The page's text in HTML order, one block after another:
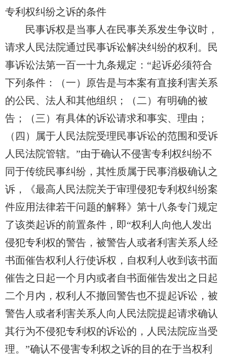
专利权纠纷之诉的条件
民事诉权是当事人在民事关系发生争议时，
请求人民法院通过民事诉讼解决纠纷的权利。民
事诉讼法第一百一十九条规定：“起诉必须符合
下列条件：（一）原告是与本案有直接利害关系
的公民、法人和其他组织；（二）有明确的被
告；（三）有具体的诉讼请求和事实、理由；
（四）属于人民法院受理民事诉讼的范围和受诉
人民法院管辖。”由于确认不侵害专利权纠纷不
同于传统民事纠纷，其性质属于民事消极确认之
诉，《最高人民法院关于审理侵犯专利权纠纷案
件应用法律若干问题的解释》第十八条专门规定
了该类起诉的前置条件，即“权利人向他人发出
侵犯专利权的警告，被警告人或者利害关系人经
书面催告权利人行使诉权，自权利人收到该书面
催告之日起一个月内或者自书面催告发出之日起
二个月内，权利人不撤回警告也不提起诉讼，被
警告人或者利害关系人向人民法院提起请求确认
其行为不侵犯专利权的诉讼的，人民法院应当受
理。”确认不侵害专利权之诉的目的在于当权利